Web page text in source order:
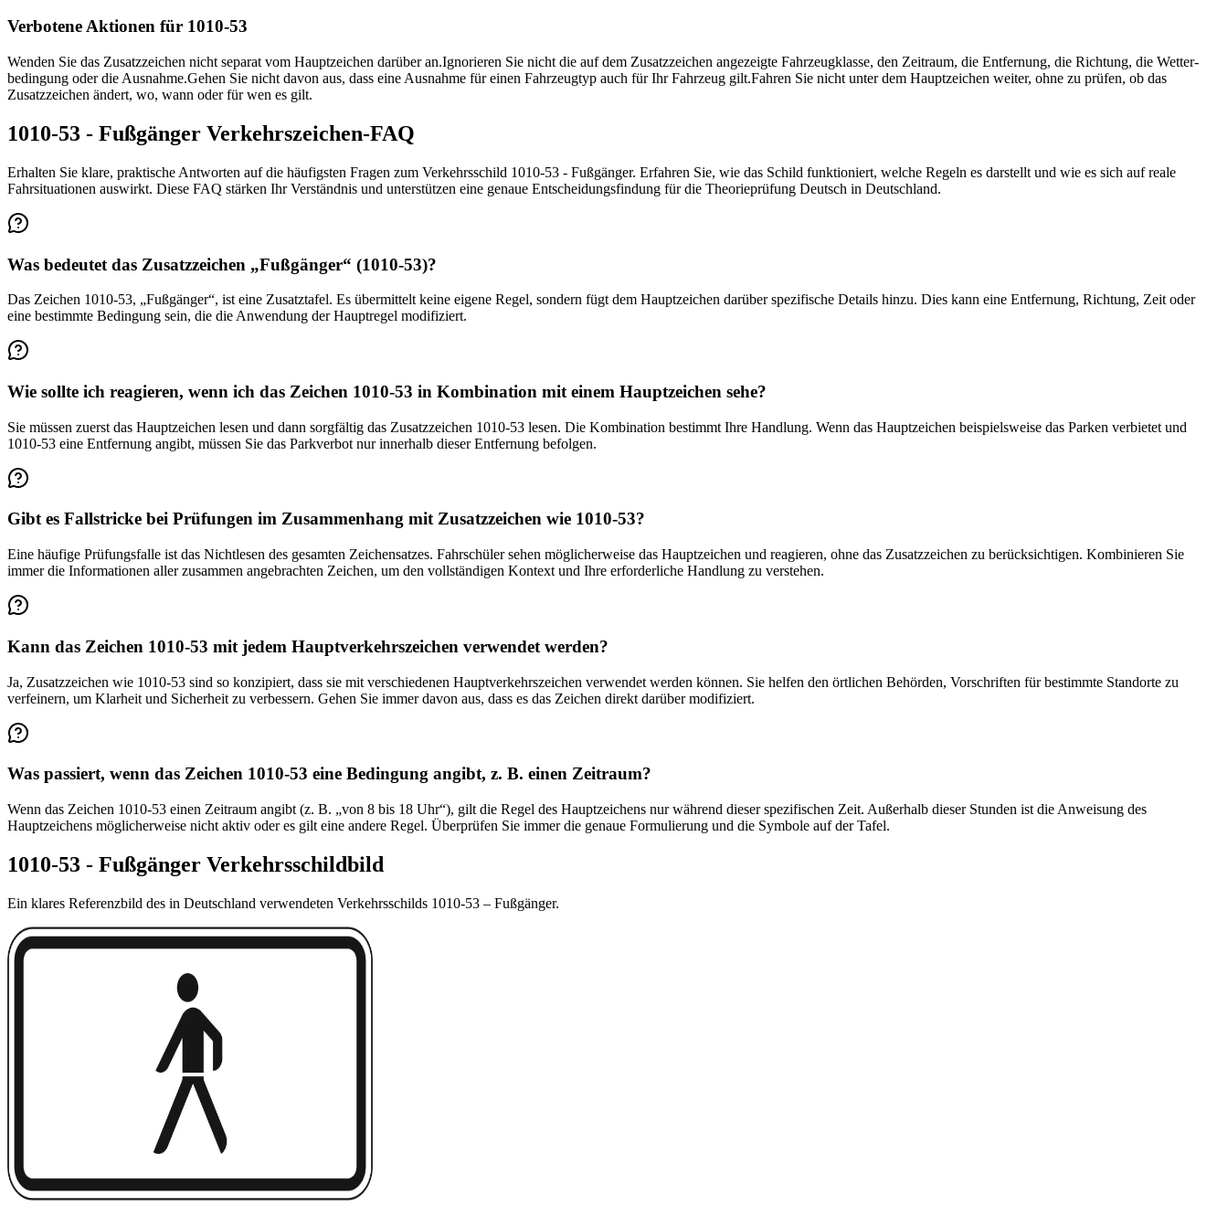
Verbotene Aktionen für 1010-53
Wenden Sie das Zusatzzeichen nicht separat vom Hauptzeichen darüber an.Ignorieren Sie nicht die auf dem Zusatzzeichen angezeigte Fahrzeugklasse, den Zeit­raum, die Entfernung, die Richtung, die Wetter­
bedingung oder die Ausnahme.Gehen Sie nicht davon aus, dass eine Ausnahme für einen Fahrzeugtyp auch für Ihr Fahrzeug gilt.Fahren Sie nicht unter dem Hauptzeichen weiter, ohne zu prüfen, ob das
Zusatzzeichen ändert, wo, wann oder für wen es gilt.
1010-53 - Fußgänger Verkehrszeichen-FAQ
Erhalten Sie klare, praktische Antworten auf die häufigsten Fragen zum Verkehrsschild 1010-53 - Fußgänger. Erfahren Sie, wie das Schild funktioniert, welche Regeln es darstellt und wie es sich auf reale
Fahrsituationen auswirkt. Diese FAQ stärken Ihr Verständnis und unterstützen eine genaue Entscheidungsfindung für die Theorieprüfung Deutsch in Deutschland.
Was bedeutet das Zusatzzeichen „Fußgänger“ (1010-53)?
Das Zeichen 1010-53, „Fußgänger“, ist eine Zusatztafel. Es übermittelt keine eigene Regel, sondern fügt dem Hauptzeichen darüber spezifische Details hinzu. Dies kann eine Entfernung, Richtung, Zeit oder
eine bestimmte Bedingung sein, die die Anwendung der Hauptregel modifiziert.
Wie sollte ich reagieren, wenn ich das Zeichen 1010-53 in Kombination mit einem Hauptzeichen sehe?
Sie müssen zuerst das Hauptzeichen lesen und dann sorgfältig das Zusatzzeichen 1010-53 lesen. Die Kombination bestimmt Ihre Handlung. Wenn das Hauptzeichen beispielsweise das Parken verbietet und
1010-53 eine Entfernung angibt, müssen Sie das Parkverbot nur innerhalb dieser Entfernung befolgen.
Gibt es Fallstricke bei Prüfungen im Zusammenhang mit Zusatzzeichen wie 1010-53?
Eine häufige Prüfungs­falle ist das Nichtlesen des gesamten Zeichensatzes. Fahrschüler sehen möglicherweise das Hauptzeichen und reagieren, ohne das Zusatzzeichen zu berücksichtigen. Kombinieren Sie
immer die Informationen aller zusammen angebrachten Zeichen, um den vollständigen Kontext und Ihre erforderliche Handlung zu verstehen.
Kann das Zeichen 1010-53 mit jedem Hauptverkehrszeichen verwendet werden?
Ja, Zusatzzeichen wie 1010-53 sind so konzipiert, dass sie mit verschiedenen Hauptverkehrszeichen verwendet werden können. Sie helfen den örtlichen Behörden, Vorschriften für bestimmte Standorte zu
verfeinern, um Klarheit und Sicherheit zu verbessern. Gehen Sie immer davon aus, dass es das Zeichen direkt darüber modifiziert.
Was passiert, wenn das Zeichen 1010-53 eine Bedingung angibt, z. B. einen Zeit­raum?
Wenn das Zeichen 1010-53 einen Zeit­raum angibt (z. B. „von 8 bis 18 Uhr“), gilt die Regel des Hauptzeichens nur während dieser spezifischen Zeit. Außerhalb dieser Stunden ist die Anweisung des
Hauptzeichens möglicherweise nicht aktiv oder es gilt eine andere Regel. Überprüfen Sie immer die genaue Formulierung und die Symbole auf der Tafel.
1010-53 - Fußgänger Verkehrsschildbild
Ein klares Referenzbild des in Deutschland verwendeten Verkehrsschilds 1010-53 – Fußgänger.